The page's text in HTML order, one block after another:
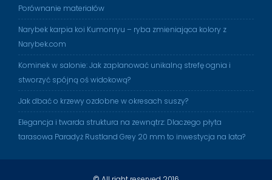
Porównanie materiałów
Narybek karpia koi Kumonryu – ryba zmieniająca kolory z
Narybek.com
Kominek w salonie: Jak zaplanować unikalną strefę ognia i
stworzyć spójną oś widokową?
Jak dbać o krzewy ozdobne w okresach suszy?
Elegancja i twarda struktura na zewnątrz: Dlaczego płyta
tarasowa Paradyż Rustland Grey 20 mm to inwestycja na lata?